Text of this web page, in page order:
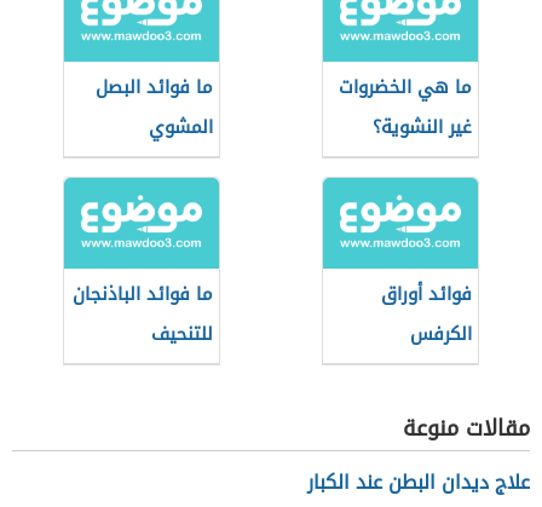
ما هي الخضروات
غير النشوية؟
ما فوائد البصل
المشوي
فوائد أوراق
الكرفس
ما فوائد الباذنجان
للتنحيف
مقالات منوعة
علاج ديدان البطن عند الكبار